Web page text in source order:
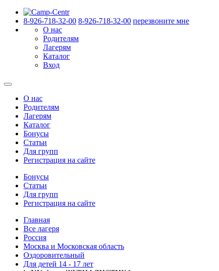
8-926-718-32-00 8-926-718-32-00 перезвоните мне
О нас
Родителям
Лагерям
Каталог
Вход
О нас
Родителям
Лагерям
Каталог
Бонусы
Статьи
Для групп
Регистрация на сайте
Бонусы
Статьи
Для групп
Регистрация на сайте
Главная
Все лагеря
Россия
Москва и Московская область
Оздоровительный
Для детей 14 - 17 лет